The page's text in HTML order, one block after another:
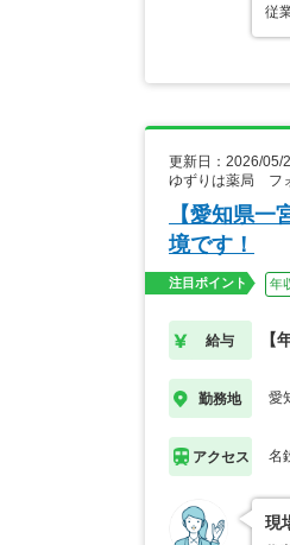
従
更新日：2026/05/
ゆずりは薬局 フ
【愛知県
境です！
注目ポイント 年
給与 【
勤務地 愛
アクセス 名
現